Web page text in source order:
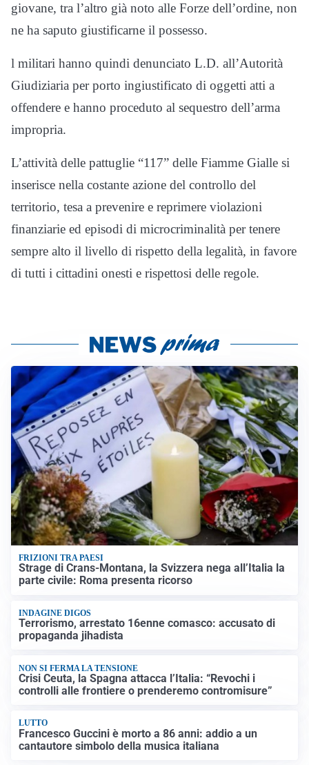
giovane, tra l’altro già noto alle Forze dell’ordine, non
ne ha saputo giustificarne il possesso.
l militari hanno quindi denunciato L.D. all’Autorità
Giudiziaria per porto ingiustificato di oggetti atti a
offendere e hanno proceduto al sequestro dell’arma
impropria.
L’attività delle pattuglie “117” delle Fiamme Gialle si
inserisce nella costante azione del controllo del
territorio, tesa a prevenire e reprimere violazioni
finanziarie ed episodi di microcriminalità per tenere
sempre alto il livello di rispetto della legalità, in favore
di tutti i cittadini onesti e rispettosi delle regole.
FRIZIONI TRA PAESI
Strage di Crans-Montana, la Svizzera nega all’Italia la
parte civile: Roma presenta ricorso
INDAGINE DIGOS
Terrorismo, arrestato 16enne comasco: accusato di
propaganda jihadista
NON SI FERMA LA TENSIONE
Crisi Ceuta, la Spagna attacca l’Italia: “Revochi i
controlli alle frontiere o prenderemo contromisure”
LUTTO
Francesco Guccini è morto a 86 anni: addio a un
cantautore simbolo della musica italiana